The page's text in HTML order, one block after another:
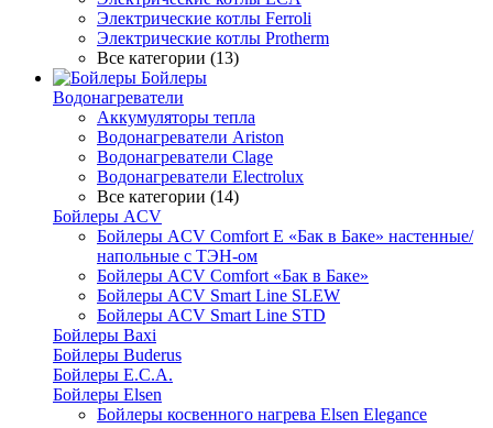
Электрические котлы Ferroli
Электрические котлы Protherm
Все категории (13)
Бойлеры
Водонагреватели
Аккумуляторы тепла
Водонагреватели Ariston
Водонагреватели Clage
Водонагреватели Electrolux
Все категории (14)
Бойлеры ACV
Бойлеры ACV Comfort E «Бак в Баке» настенные/
напольные c ТЭН-ом
Бойлеры ACV Comfort «Бак в Баке»
Бойлеры ACV Smart Line SLEW
Бойлеры ACV Smart Line STD
Бойлеры Baxi
Бойлеры Buderus
Бойлеры E.C.A.
Бойлеры Elsen
Бойлеры косвенного нагрева Elsen Elegance